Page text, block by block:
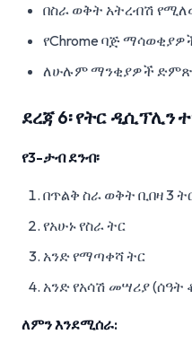
በስራ ወቅት አትረብሽ
የChrome ባጅ
ለሁሉም ማንቂያዎች
ደረጃ 6፡ የትር ዲሲፕሊን
የ3-ታብ ደንብ፡
በጥልቅ ስራ ወቅት ቢበዛ 3
የአሁኑ የስራ ትር
አንድ የማጣቀሻ ትር
አንድ የአሳሽ መሣሪያ
ለምን እንደሚሰራ: